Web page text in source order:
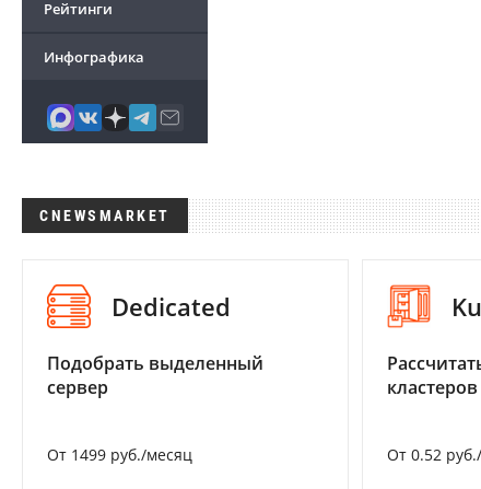
Рейтинги
Инфографика
CNEWSMARKET
Dedicated
Подобрать выделенный
сервер
От 1499 руб./месяц От 0.52